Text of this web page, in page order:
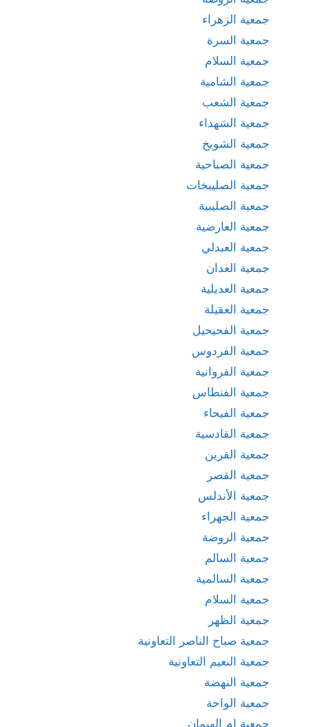
جمعية الزهراء
جمعية السرة
جمعية السلام
جمعية الشامية
جمعية الشعب
جمعية الشهداء
جمعية الشويخ
جمعية الصباحية
جمعية الصليبخات
جمعية الصليبية
جمعية العارضية
جمعية العبدلي
جمعية العدان
جمعية العديلية
جمعية العقيلة
جمعية الفحيحيل
جمعية الفردوس
جمعية الفروانية
جمعية الفنطاس
جمعية الفيحاء
جمعية القادسية
جمعية القرين
جمعية القصر
جمعية الأندلس
جمعية الجهراء
جمعية الروضة
جمعية السالم
جمعية السالمية
جمعية السلام
جمعية الظهر
جمعية صباح الناصر التعاونية
جمعية النعيم التعاونية
جمعية النهضة
جمعية الواحة
جمعية ام الهيمان